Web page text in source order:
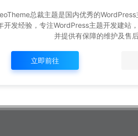
99C币
总
裁
6年前 2,449
总裁主题是国内优秀的
开发经验，专注WordPress主题开发建站
并提供有保障的维护及售后
立即前往